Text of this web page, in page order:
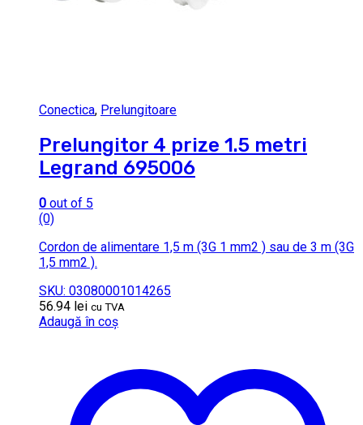
Conectica, Prelungitoare
Prelungitor 4 prize 1.5 metri
Legrand 695006
0 out of 5
(0)
Cordon de alimentare 1,5 m (3G 1 mm2 ) sau de 3 m (3G
1,5 mm2 ).
SKU: 03080001014265
56.94 lei cu TVA
Adaugă în coș